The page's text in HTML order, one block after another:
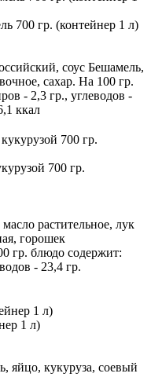
700 гр. (контейнер 1 л)
соус Бешамель,
сахар. На 100 гр.
- 2,3 гр., углеводов -
ккал
700 гр.
растительное, лук
горошек
гр. блюдо содержит:
- 23,4 гр.
1 л)
яйцо, кукуруза, соевый